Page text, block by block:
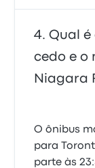
Qual
cedo e o
Niagara
O ônibus
para
parte às